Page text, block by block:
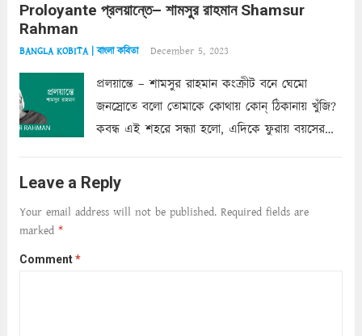
ছায়াচ্ছন্ন মোহন মিথুন মূর্তি, লোপামুদ্রা ভীষণ বিব্রত
Proloyante প্রলয়ান্তে– শামসুর রাহমান Shamsur
Rahman
BANGLA KOBITA | বাংলা কবিতা December 5, 2023
প্রলয়ান্তে – শামসুর রাহমান কংক্রীট বনে ঘেমো
জনস্রোতে বলো তোমাকে কোথায় কোন্‌ ঠিকানায় খুঁজি?
কবন্ধ এই শহরে সন্ধ্যা হলো, এদিকে ফুরায় বয়সের
আমার শরীরে সখ্য গড়ে, তোমার গহন ঊর্মিল যৌবন
আনে আশ্বন...
Leave a Reply
Your email address will not be published. Required fields are
marked *
Comment*